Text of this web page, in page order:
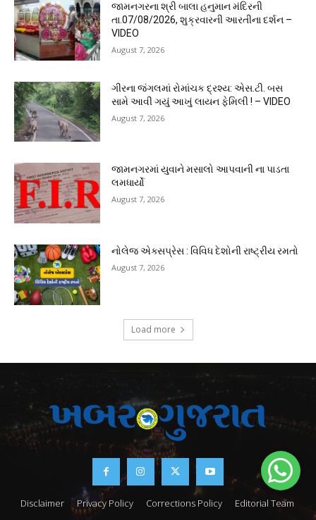
જામનગરના શ્રી બાલા હનુમાન મંદિરની
તા.07/08/2026, શુક્રવારની આરતીના દર્શન –
VIDEO
August 7, 2026
ગીરના જંગલમાં રોમાંચક દ્રશ્ય: એસ.ટી. બસ
સામે આવી ગયું આખું લાયન ફેમિલી ! – VIDEO
August 7, 2026
જામનગરમાં યુવાને મસાલો આપવાની ના પાડતા
લમધાર્યો
August 7, 2026
નોલેજ એક્સપ્રેસ : વિવિધ દેશોની રાષ્ટ્રીય રમતો
August 7, 2026
Load more
Disclaimer Privacy Policy Corrections Policy Editorial Team